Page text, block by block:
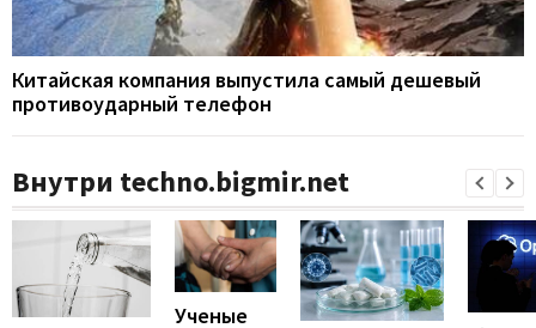
Китайская компания выпустила самый дешевый
противоударный телефон
Внутри techno.bigmir.net
Ученые